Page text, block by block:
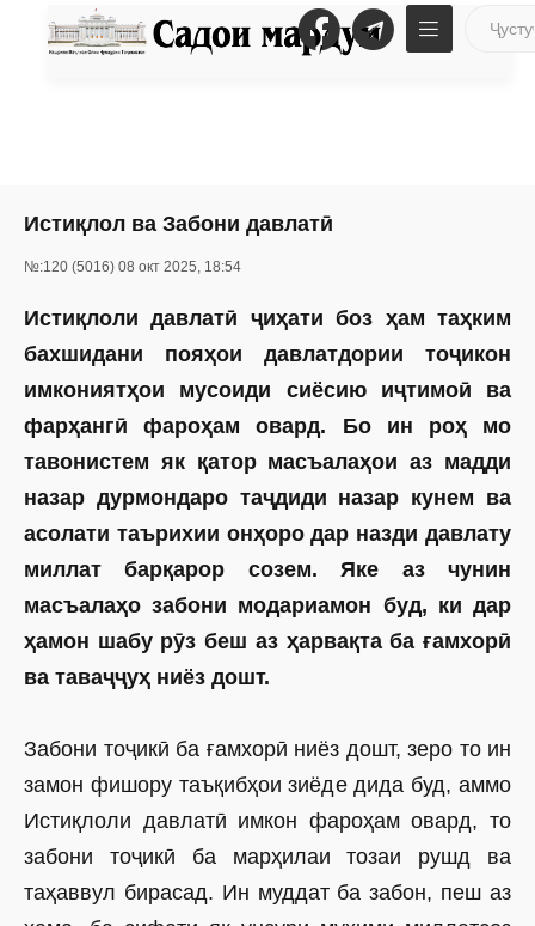
Истиқлол ва Забони давлатӣ
№:120 (5016) 08 окт 2025, 18:54
Истиқлоли давлатӣ ҷиҳати боз ҳам таҳким
бахшидани пояҳои давлатдории тоҷикон
имкониятҳои мусоиди сиёсию иҷтимоӣ ва
фарҳангӣ фароҳам овард. Бо ин роҳ мо
тавонистем як қатор масъалаҳои аз мадди
назар дурмондаро таҷдиди назар кунем ва
асолати таърихии онҳоро дар назди давлату
миллат барқарор созем. Яке аз чунин
масъалаҳо забони модариамон буд, ки дар
ҳамон шабу рӯз беш аз ҳарвақта ба ғамхорӣ
ва таваҷҷуҳ ниёз дошт.
Забони тоҷикӣ ба ғамхорӣ ниёз дошт, зеро то ин
замон фишору таъқибҳои зиёде дида буд, аммо
Истиқлоли давлатӣ имкон фароҳам овард, то
забони тоҷикӣ ба марҳилаи тозаи рушд ва
таҳаввул бирасад. Ин муддат ба забон, пеш аз